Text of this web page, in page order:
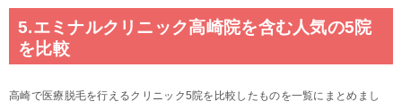
5.エミナルクリニック高崎院を含む人気の5院
を比較
高崎で医療脱毛を行えるクリニック5院を比較したものを一覧にまとめまし